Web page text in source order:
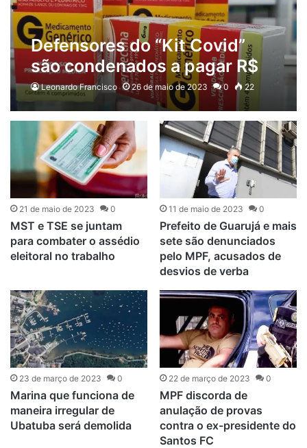
Defensores do “Kit Covid”
são condenados a pagar R$
55 milhões pelos danos à
Saúde
Leonardo Francisco 26 de maio de 2023 0 22
21 de maio de 2023 0
MST e TSE se juntam
para combater o assédio
eleitoral no trabalho
11 de maio de 2023 0
Prefeito de Guarujá e mais
sete são denunciados
pelo MPF, acusados de
desvios de verba
23 de março de 2023 0
Marina que funciona de
maneira irregular de
Ubatuba será demolida
22 de março de 2023 0
MPF discorda de
anulação de provas
contra o ex-presidente do
Santos FC